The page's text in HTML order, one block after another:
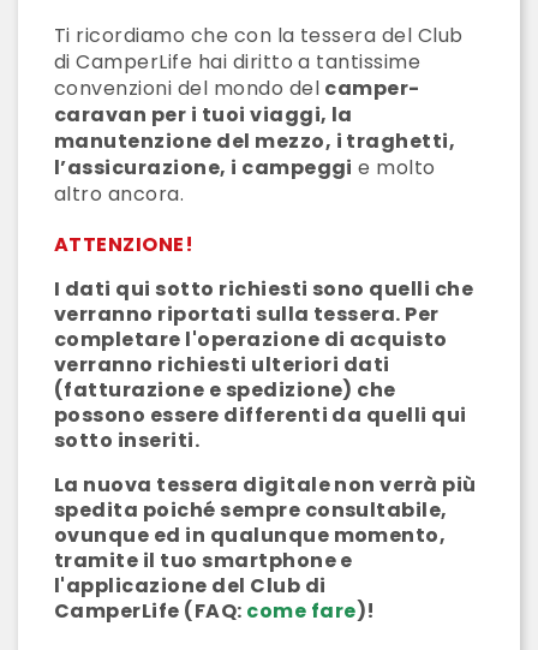
Ti ricordiamo che con la tessera del Club
di CamperLife hai diritto a tantissime
convenzioni del mondo del camper-
caravan per i tuoi viaggi, la
manutenzione del mezzo, i traghetti,
l’assicurazione, i campeggi e molto
altro ancora.
ATTENZIONE!
I dati qui sotto richiesti sono quelli che
verranno riportati sulla tessera. Per
completare l'operazione di acquisto
verranno richiesti ulteriori dati
(fatturazione e spedizione) che
possono essere differenti da quelli qui
sotto inseriti.
La nuova tessera digitale non verrà più
spedita poiché sempre consultabile,
ovunque ed in qualunque momento,
tramite il tuo smartphone e
l'applicazione del Club di
CamperLife (FAQ: come fare)!